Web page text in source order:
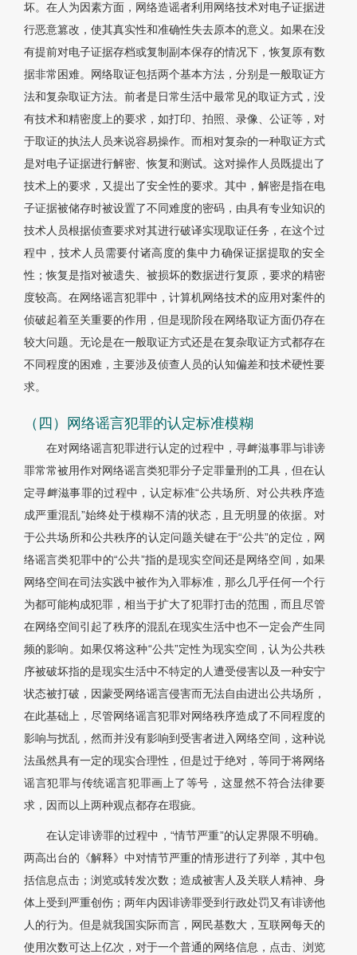
坏。在人为因素方面，网络造谣者利用网络技术对电子证据进
行恶意篡改，使其真实性和准确性失去原本的意义。如果在没
有提前对电子证据存档或复制副本保存的情况下，恢复原有数
据非常困难。网络取证包括两个基本方法，分别是一般取证方
法和复杂取证方法。前者是日常生活中最常见的取证方式，没
有技术和精密度上的要求，如打印、拍照、录像、公证等，对
于取证的执法人员来说容易操作。而相对复杂的一种取证方式
是对电子证据进行解密、恢复和测试。这对操作人员既提出了
技术上的要求，又提出了安全性的要求。其中，解密是指在电
子证据被储存时被设置了不同难度的密码，由具有专业知识的
技术人员根据侦查要求对其进行破译实现取证任务，在这个过
程中，技术人员需要付诸高度的集中力确保证据提取的安全
性；恢复是指对被遗失、被损坏的数据进行复原，要求的精密
度较高。在网络谣言犯罪中，计算机网络技术的应用对案件的
侦破起着至关重要的作用，但是现阶段在网络取证方面仍存在
较大问题。无论是在一般取证方式还是在复杂取证方式都存在
不同程度的困难，主要涉及侦查人员的认知偏差和技术硬性要
求。
（四）网络谣言犯罪的认定标准模糊
在对网络谣言犯罪进行认定的过程中，寻衅滋事罪与诽谤
罪常常被用作对网络谣言类犯罪分子定罪量刑的工具，但在认
定寻衅滋事罪的过程中，认定标准“公共场所、对公共秩序造
成严重混乱”始终处于模糊不清的状态，且无明显的依据。对
于公共场所和公共秩序的认定问题关键在于“公共”的定位，网
络谣言类犯罪中的“公共”指的是现实空间还是网络空间，如果
网络空间在司法实践中被作为入罪标准，那么几乎任何一个行
为都可能构成犯罪，相当于扩大了犯罪打击的范围，而且尽管
在网络空间引起了秩序的混乱在现实生活中也不一定会产生同
频的影响。如果仅将这种“公共”定性为现实空间，认为公共秩
序被破坏指的是现实生活中不特定的人遭受侵害以及一种安宁
状态被打破，因蒙受网络谣言侵害而无法自由进出公共场所，
在此基础上，尽管网络谣言犯罪对网络秩序造成了不同程度的
影响与扰乱，然而并没有影响到受害者进入网络空间，这种说
法虽然具有一定的现实合理性，但是过于绝对，等同于将网络
谣言犯罪与传统谣言犯罪画上了等号，这显然不符合法律要
求，因而以上两种观点都存在瑕疵。
在认定诽谤罪的过程中，“情节严重”的认定界限不明确。
两高出台的《解释》中对情节严重的情形进行了列举，其中包
括信息点击；浏览或转发次数；造成被害人及关联人精神、身
体上受到严重创伤；两年内因诽谤罪受到行政处罚又有诽谤他
人的行为。但是就我国实际而言，网民基数大，互联网每天的
使用次数可达上亿次，对于一个普通的网络信息，点击、浏览